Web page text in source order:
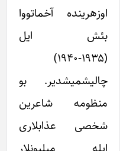
اوزه‎رینده آخماتووا
بئش ایل
(۱۹۳۵-۱۹۴۰)
چالیشمیش‎دیر. بو
منظومه شاعرین
شخصی عذاب‎لاری